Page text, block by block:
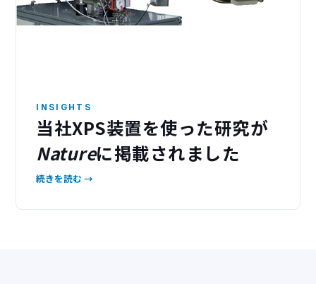
INSIGHTS
当社XPS装置を使った研究が
Natureに掲載されました
続きを読む →